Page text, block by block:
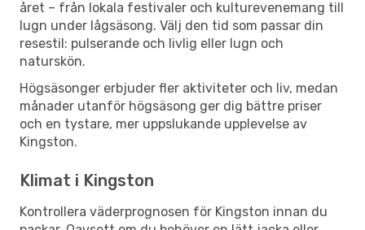
året – från lokala festivaler och kulturevenemang till
lugn under lågsäsong. Välj den tid som passar din
resestil: pulserande och livlig eller lugn och
naturskön.
Högsäsonger erbjuder fler aktiviteter och liv, medan
månader utanför högsäsong ger dig bättre priser
och en tystare, mer uppslukande upplevelse av
Kingston.
Klimat i Kingston
Kontrollera väderprognosen för Kingston innan du